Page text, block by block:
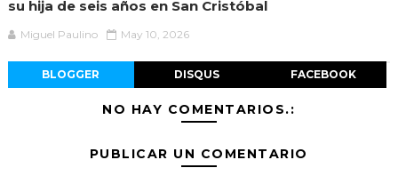
su hija de seis años en San Cristóbal
Miguel Paulino May 10, 2026
BLOGGER DISQUS FACEBOOK
NO HAY COMENTARIOS.:
PUBLICAR UN COMENTARIO